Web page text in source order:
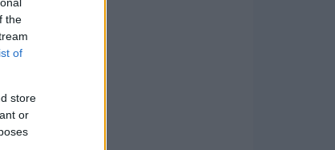
the
of
store
or